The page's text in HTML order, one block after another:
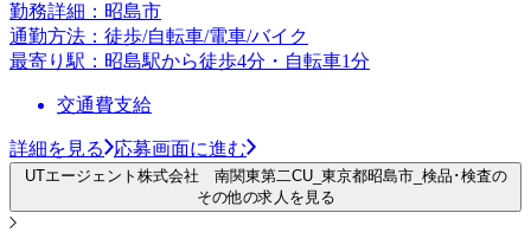
勤務詳細：昭島市
通勤方法：徒歩/自転車/電車/バイク
最寄り駅：昭島駅から徒歩4分・自転車1分
交通費支給
詳細を見る 応募画面に進む
UTエージェント株式会社 南関東第二CU_東京都昭島市_検品･検査の
その他の求人を見る